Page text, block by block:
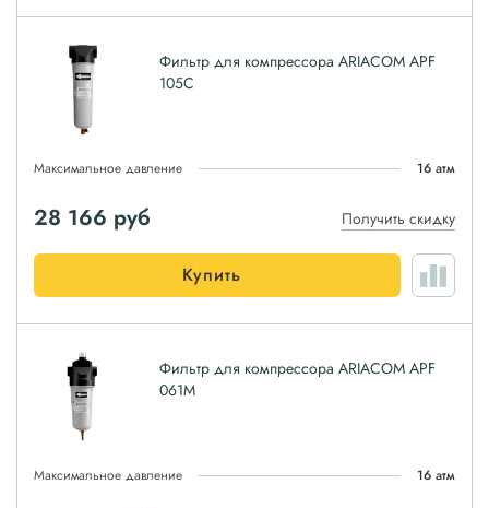
Фильтр для компрессора ARIACOM APF
105C
Максимальное давление 16 атм
28 166 руб Получить скидку
Купить
Фильтр для компрессора ARIACOM APF
061M
Максимальное давление 16 атм